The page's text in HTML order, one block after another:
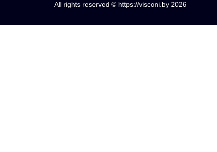
All rights reserved © https://visconi.by 2026